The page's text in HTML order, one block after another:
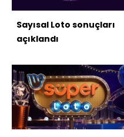
Sayısal Loto sonuçları
açıklandı